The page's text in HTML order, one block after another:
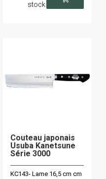
stock
Couteau japonais
Usuba Kanetsune
Série 3000
KC143- Lame 16,5 cm cm